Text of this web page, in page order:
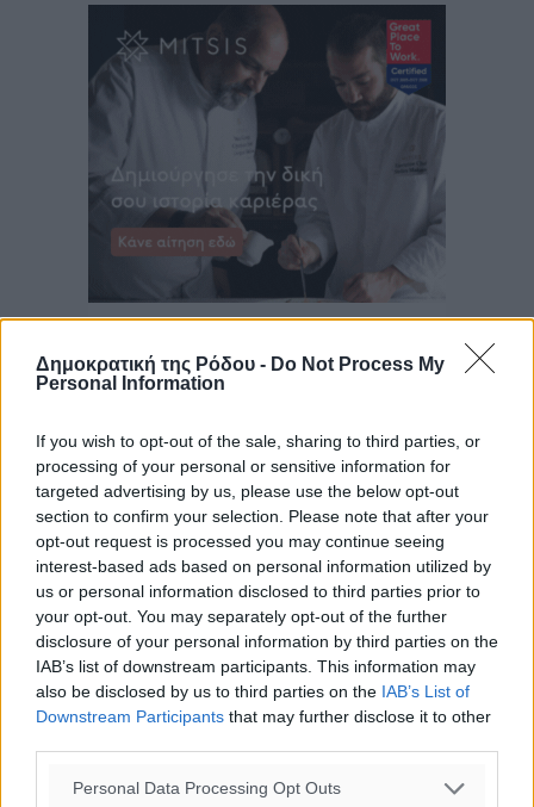
Δημοκρατική της Ρόδου - Do Not Process My
Personal Information
If you wish to opt-out of the sale, sharing to third parties, or
processing of your personal or sensitive information for
targeted advertising by us, please use the below opt-out
section to confirm your selection. Please note that after your
opt-out request is processed you may continue seeing
interest-based ads based on personal information utilized by
us or personal information disclosed to third parties prior to
your opt-out. You may separately opt-out of the further
disclosure of your personal information by third parties on the
IAB’s list of downstream participants. This information may
also be disclosed by us to third parties on the IAB’s List of
Downstream Participants that may further disclose it to other
Personal Data Processing Opt Outs